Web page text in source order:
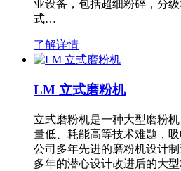
业设备，包括超细粉碎，分
式…
了解详情
LM 立式磨粉机
立式磨粉机是一种大型磨粉
量低、耗能高等技术难题，
公司多年先进的磨粉机设计
多年的潜心设计改进后的大